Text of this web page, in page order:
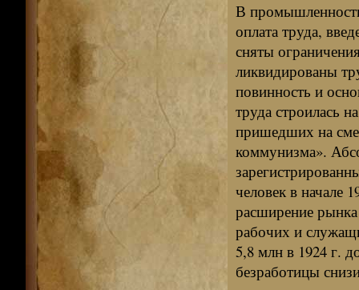
В
оплата труда,
сняты
ликвидированы
повинность и
труда строилась
пришедших на
коммунизма».
человек в начале
расширение
рабочих и
5,8 млн в 1924 г.
безработицы